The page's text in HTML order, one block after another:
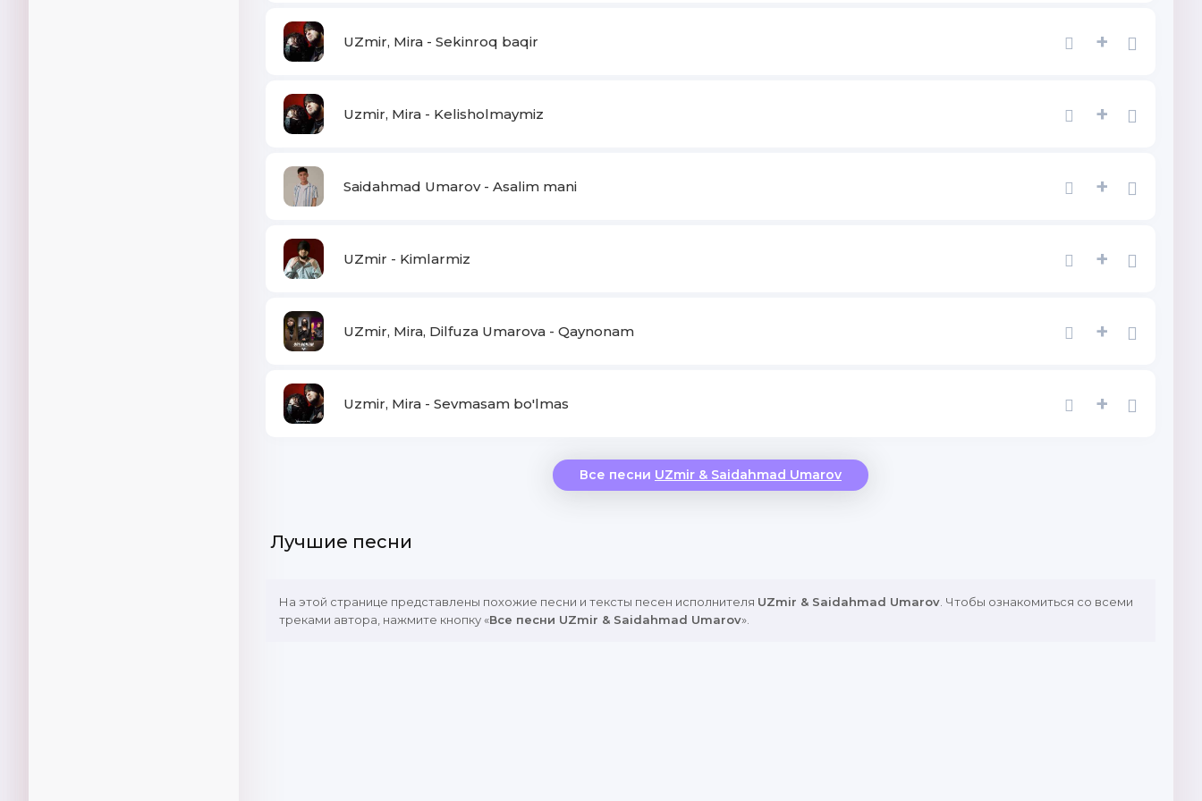
Meni deb nega sochingni yulmaysan
Mani borimga ko'nginda
UZmir, Mira - Sekinroq baqir +
Uzmir, Mira - Kelisholmaymiz +
Saidahmad Umarov - Asalim mani +
UZmir - Kimlarmiz +
UZmir, Mira, Dilfuza Umarova - Qaynonam +
Uzmir, Mira - Sevmasam bo'lmas +
Все песни UZmir & Saidahmad Umarov
Лучшие песни
На этой странице представлены похожие песни и тексты песен исполнителя UZmir & Saidahmad Umarov . Чтобы ознакомиться со всеми
треками автора, нажмите кнопку «Все песни UZmir & Saidahmad Umarov».